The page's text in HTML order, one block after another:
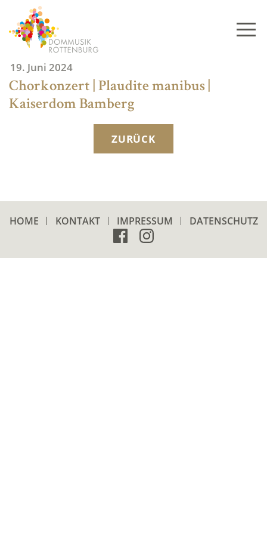
content
19. Juni 2024
Chorkonzert | Plaudite manibus |
Kaiserdom Bamberg
ZURÜCK
HOME KONTAKT IMPRESSUM DATENSCHUTZ